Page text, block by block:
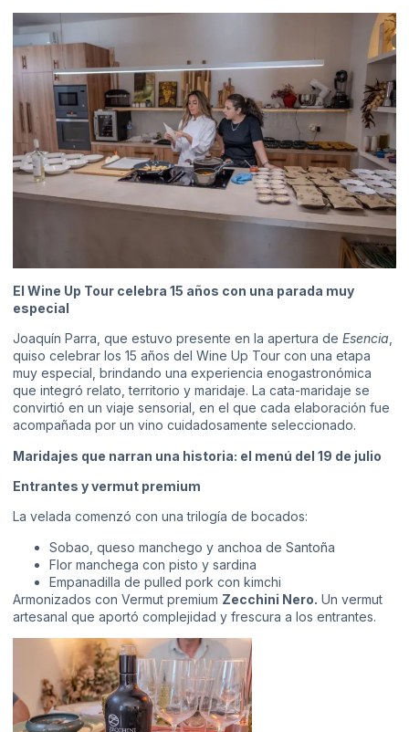
El Wine Up Tour celebra 15 años con una parada muy
especial
Joaquín Parra, que estuvo presente en la apertura de Esencia
quiso celebrar los 15 años del Wine Up Tour con una etapa
muy especial, brindando una experiencia enogastronómica
que integró relato, territorio y maridaje. La cata-maridaje se
convirtió en un viaje sensorial, en el que cada elaboración fue
acompañada por un vino cuidadosamente seleccionado.
Maridajes que narran una historia: el menú del 19 de julio
Entrantes y vermut premium
La velada comenzó con una trilogía de bocados:
Sobao, queso manchego y anchoa de Santoña
Flor manchega con pisto y sardina
Empanadilla de pulled pork con kimchi
Armonizados con Vermut premium Zecchini Nero. Un vermut
artesanal que aportó complejidad y frescura a los entrantes.